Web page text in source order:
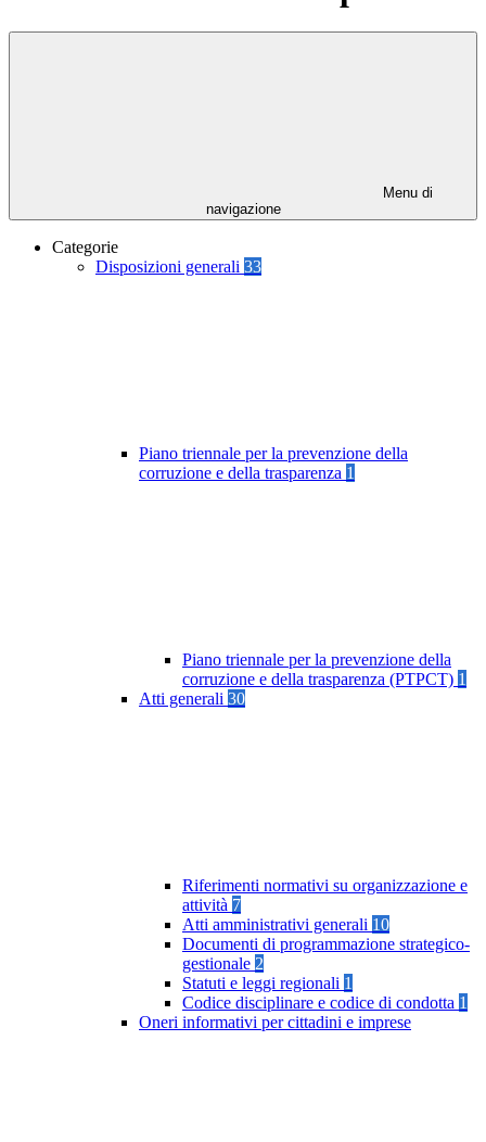
Menu di
navigazione
Categorie
Disposizioni generali 33
Piano triennale per la prevenzione della
corruzione e della trasparenza 1
Piano triennale per la prevenzione della
corruzione e della trasparenza (PTPCT) 1
Atti generali 30
Riferimenti normativi su organizzazione e
attività 7
Atti amministrativi generali 10
Documenti di programmazione strategico-
gestionale 2
Statuti e leggi regionali 1
Codice disciplinare e codice di condotta 1
Oneri informativi per cittadini e imprese